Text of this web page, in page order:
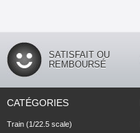
SATISFAIT OU
REMBOURSÉ
CATÉGORIES
Train (1/22.5 scale)